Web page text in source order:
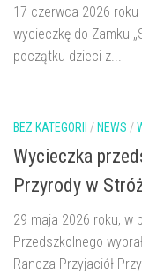
17 czerwca 2026 roku
wycieczkę do Zamku
początku dzieci z...
BEZ KATEGORII / NEWS /
Wycieczka
Przyrody w
29 maja 2026 roku, w
Przedszkolnego
Rancza Przyjaciół